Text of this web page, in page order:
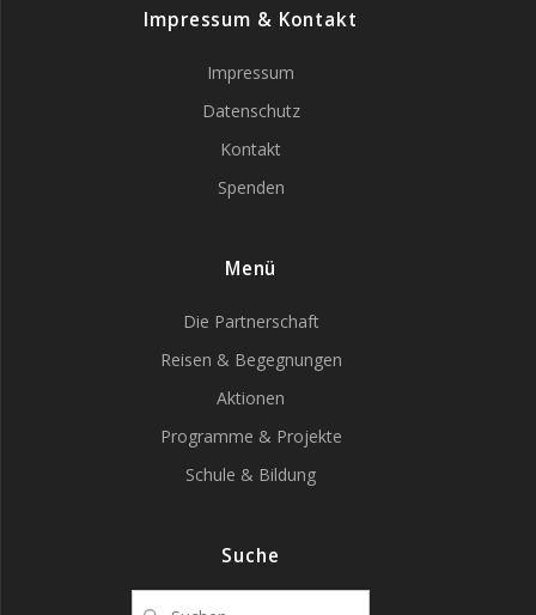
Impressum & Kontakt
Impressum
Datenschutz
Kontakt
Spenden
Menü
Die Partnerschaft
Reisen & Begegnungen
Aktionen
Programme & Projekte
Schule & Bildung
Suche